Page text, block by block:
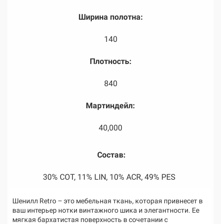
Ширина полотна:
140
Плотность:
840
Мартиндейл:
40,000
Состав:
30% COT, 11% LIN, 10% ACR, 49% PES
Шенилл Retro – это мебельная ткань, которая привнесет в
ваш интерьер нотки винтажного шика и элегантности. Ее
мягкая бархатистая поверхность в сочетании с